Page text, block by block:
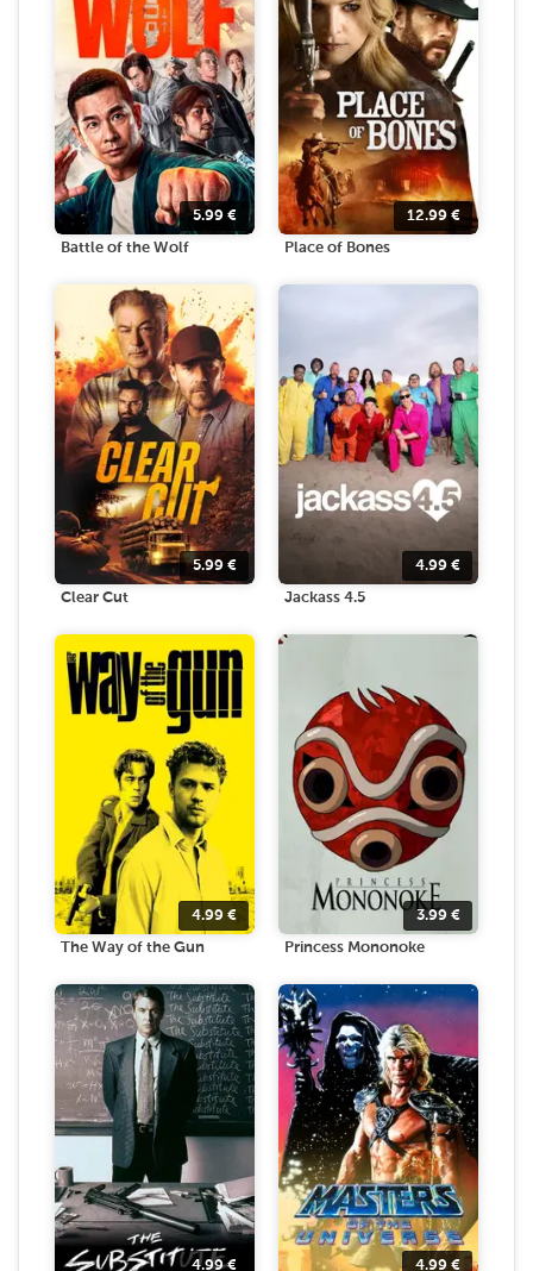
5.99 €
Battle of the Wolf
12.99 €
Place of Bones
5.99 €
Clear Cut
4.99 €
Jackass 4.5
4.99 €
The Way of the Gun
3.99 €
Princess Mononoke
4.99€ 4.99 €